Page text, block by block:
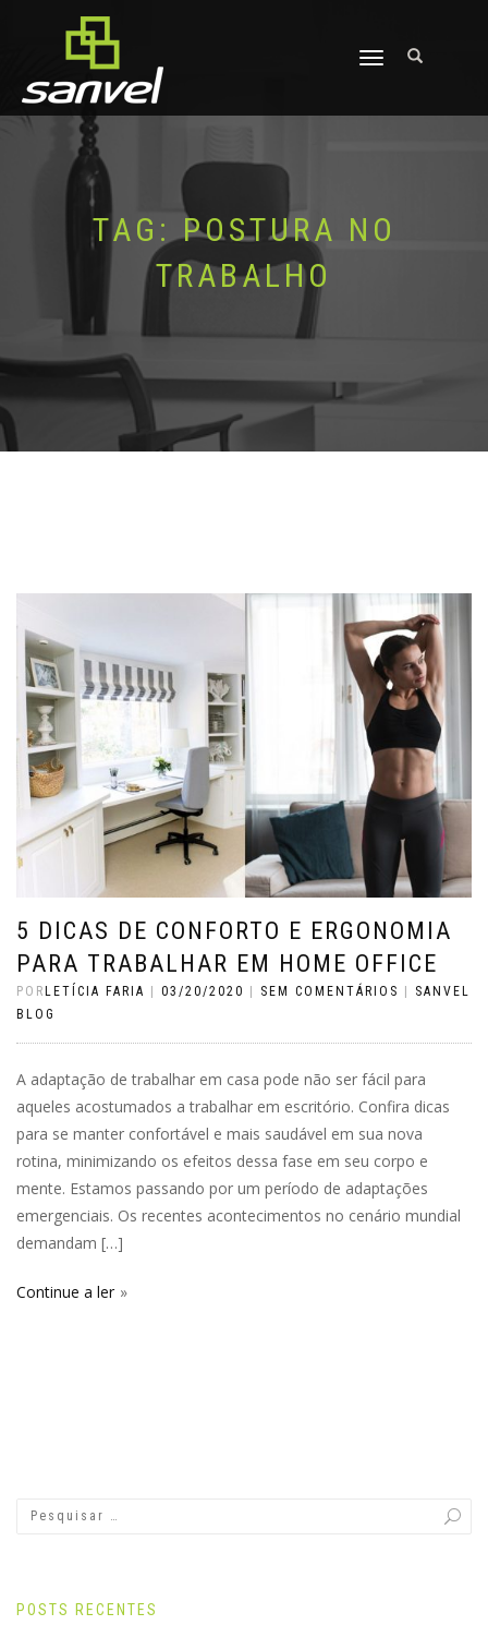
ALTERNAR
TAG:POSTURA NO
TRABALHO
5 DICAS DE CONFORTO E ERGONOMIA
PARA TRABALHAR EM HOME OFFICE
PORLETÍCIA FARIA | 03/20/2020 | SEM COMENTÁRIOS | SANVEL
BLOG
A adaptação de trabalhar em casa pode não ser fácil para
aqueles acostumados a trabalhar em escritório. Confira dicas
para se manter confortável e mais saudável em sua nova
rotina, minimizando os efeitos dessa fase em seu corpo e
mente. Estamos passando por um período de adaptações
emergenciais. Os recentes acontecimentos no cenário mundial
demandam […]
Continue a ler
POSTS RECENTES